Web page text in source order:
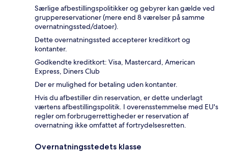
Særlige afbestillingspolitikker og gebyrer kan gælde ved
gruppereservationer (mere end 8 værelser på samme
overnatningssted/datoer).
Dette overnatningssted accepterer kreditkort og
kontanter.
Godkendte kreditkort: Visa, Mastercard, American
Express, Diners Club
Der er mulighed for betaling uden kontanter.
Hvis du afbestiller din reservation, er dette underlagt
værtens afbestillingspolitik. I overensstemmelse med EU's
regler om forbrugerrettigheder er reservation af
overnatning ikke omfattet af fortrydelsesretten.
Overnatningsstedets klasse